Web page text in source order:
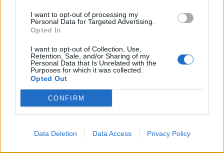
I want to opt-out of processing my
Personal Data for Targeted Advertising.
Opted In
I want to opt-out of Collection, Use,
Retention, Sale, and/or Sharing of my
Personal Data that Is Unrelated with the
Purposes for which it was collected.
Opted Out
CONFIRM
Data Deletion Data Access Privacy Policy